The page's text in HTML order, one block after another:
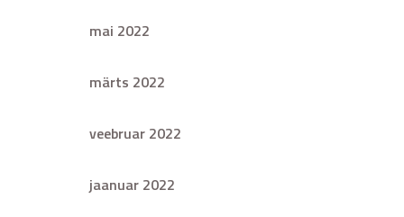
mai 2022
märts 2022
veebruar 2022
jaanuar 2022